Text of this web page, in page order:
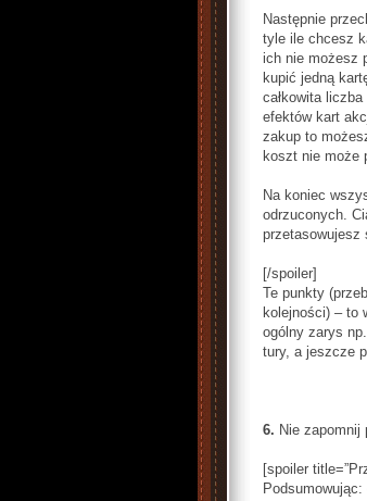
Następnie
tyle ile chcesz
ich nie możesz
kupić jedną
całkowita
efektów kart
zakup to
koszt nie może
Na koniec
odrzuconych.
przetasowujesz
[/spoiler]
Te punkty
kolejności) – to
ogólny zarys
tury, a jeszcze
6. Nie zapomnij
[spoiler